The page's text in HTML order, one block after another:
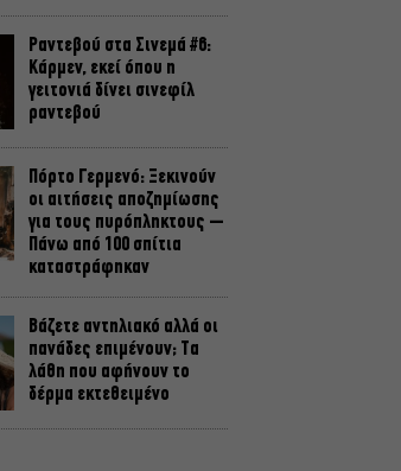
Ραντεβού στα Σινεμά #6:
Κάρμεν, εκεί όπου η
γειτονιά δίνει σινεφίλ
ραντεβού
Πόρτο Γερμενό: Ξεκινούν
οι αιτήσεις αποζημίωσης
για τους πυρόπληκτους –
Πάνω από 100 σπίτια
καταστράφηκαν
Βάζετε αντηλιακό αλλά οι
πανάδες επιμένουν; Τα
λάθη που αφήνουν το
δέρμα εκτεθειμένο